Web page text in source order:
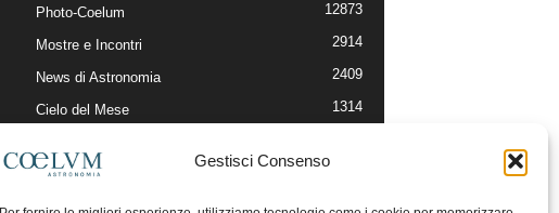
Gestisci Consenso
Photo-Coelum 12873
Mostre e Incontri 2914
News di Astronomia 2409
Cielo del Mese 1314
Articoli e Risorse On-Line
Il Blog della Redazione